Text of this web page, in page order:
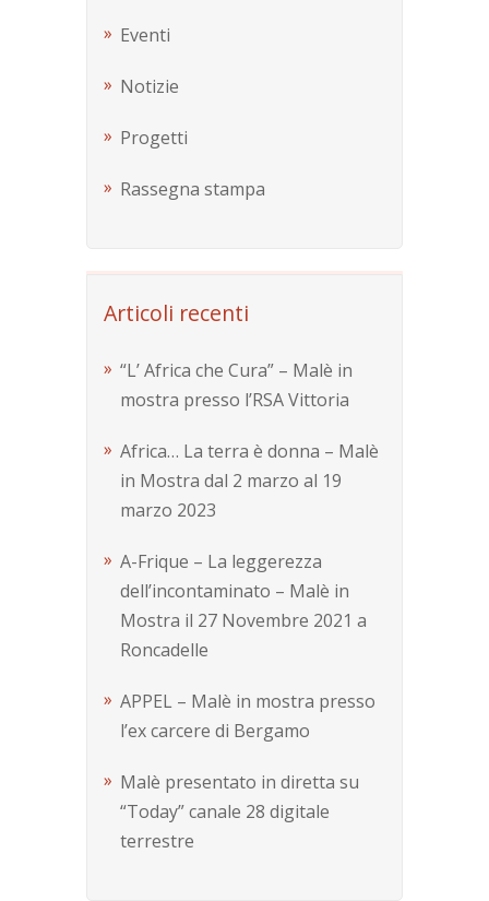
Eventi
Notizie
Progetti
Rassegna stampa
Articoli recenti
“L’ Africa che Cura” – Malè in
mostra presso l’RSA Vittoria
Africa… La terra è donna – Malè
in Mostra dal 2 marzo al 19
marzo 2023
A-Frique – La leggerezza
dell’incontaminato – Malè in
Mostra il 27 Novembre 2021 a
Roncadelle
APPEL – Malè in mostra presso
l’ex carcere di Bergamo
Malè presentato in diretta su
“Today” canale 28 digitale
terrestre